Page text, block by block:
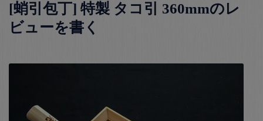
[蛸引包丁] 特製 タコ引 360mmのレ
ビューを書く